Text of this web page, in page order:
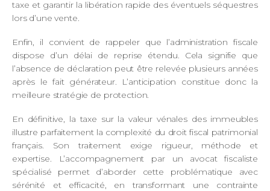
taxe et garantir la libération rapide des éventuels séquestres
lors d’une vente.
Enfin, il convient de rappeler que l’administration fiscale
dispose d’un délai de reprise étendu. Cela signifie que
l’absence de déclaration peut être relevée plusieurs années
après le fait générateur. L’anticipation constitue donc la
meilleure stratégie de protection.
En définitive, la taxe sur la valeur vénales des immeubles
illustre parfaitement la complexité du droit fiscal patrimonial
français. Son traitement exige rigueur, méthode et
expertise. L’accompagnement par un avocat fiscaliste
spécialisé permet d’aborder cette problématique avec
sérénité et efficacité, en transformant une contrainte